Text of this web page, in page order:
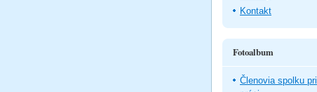
Kontakt
Fotoalbum
Členovia spolku pri